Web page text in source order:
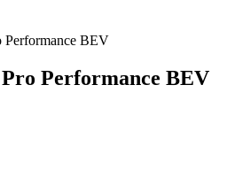
Performance BEV
Performance BEV